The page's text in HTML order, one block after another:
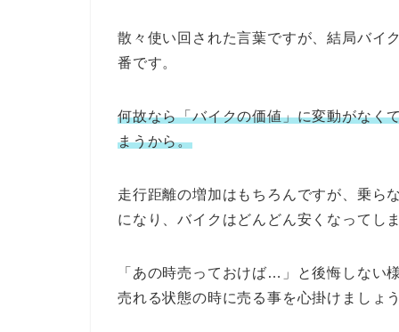
散々使い回された言葉ですが、結局バイ
番です。
何故なら「バイクの価値」に変動がなく
まうから。
走行距離の増加はもちろんですが、乗ら
になり、バイクはどんどん安くなってし
「あの時売っておけば…」と後悔しない
売れる状態の時に売る事を心掛けましょ